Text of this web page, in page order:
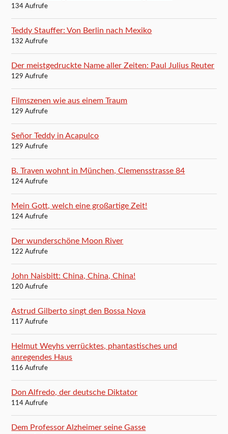
134 Aufrufe
Teddy Stauffer: Von Berlin nach Mexiko
132 Aufrufe
Der meistgedruckte Name aller Zeiten: Paul Julius Reuter
129 Aufrufe
Filmszenen wie aus einem Traum
129 Aufrufe
Señor Teddy in Acapulco
129 Aufrufe
B. Traven wohnt in München, Clemensstrasse 84
124 Aufrufe
Mein Gott, welch eine großartige Zeit!
124 Aufrufe
Der wunderschöne Moon River
122 Aufrufe
John Naisbitt: China, China, China!
120 Aufrufe
Astrud Gilberto singt den Bossa Nova
117 Aufrufe
Helmut Weyhs verrücktes, phantastisches und
anregendes Haus
116 Aufrufe
Don Alfredo, der deutsche Diktator
114 Aufrufe
Dem Professor Alzheimer seine Gasse